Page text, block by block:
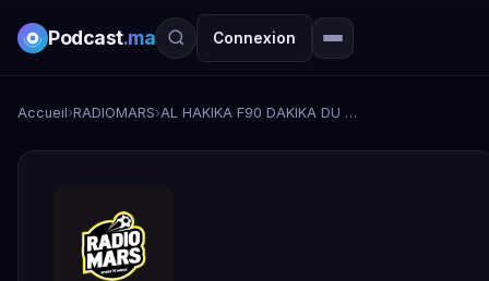
Podcast.ma Connexion
Accueil›RADIOMARS› AL HAKIKA F90 DAKIKA DU JEUDI 16 AVRIL - LE REPLAY